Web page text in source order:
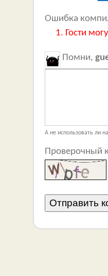
Ошибка
Гости
Помни,
А не использовать ли
Проверочный